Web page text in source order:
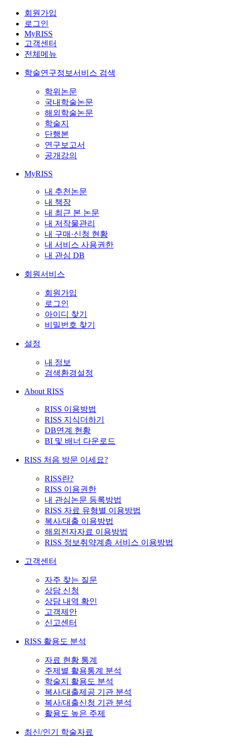
회원가입
로그인
MyRISS
고객센터
전체메뉴
학술연구정보서비스 검색
학위논문
국내학술논문
해외학술논문
학술지
단행본
연구보고서
공개강의
MyRISS
내 추천논문
내 책장
내 최근 본 논문
내 저작물관리
내 구매·신청 현황
내 서비스 사용권한
내 관심 DB
회원서비스
회원가입
로그인
아이디 찾기
비밀번호 찾기
설정
내 정보
검색환경설정
About RISS
RISS 이용방법
RISS 지식더하기
DB연계 현황
BI 및 배너 다운로드
RISS 처음 방문 이세요?
RISS란?
RISS 이용권한
내 관심논문 등록방법
RISS 자료 유형별 이용방법
복사/대출 이용방법
해외전자자료 이용방법
RISS 정보취약계층 서비스 이용방법
고객센터
자주 찾는 질문
상담 신청
상담 내역 확인
고객제안
신고센터
RISS 활용도 분석
자료 현황 통계
주제별 활용통계 분석
학술지 활용도 분석
복사/대출제공 기관 분석
복사/대출신청 기관 분석
활용도 높은 주제
최신/인기 학술자료